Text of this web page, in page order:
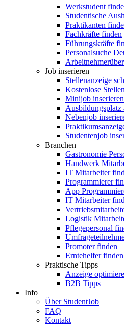
Werkstudent
Studentische
Praktikanten
Fachkräfte finden
Führungskräfte
Personalsuche
Job inserieren
Stellenanzeige
Kostenlose
Minijob inserieren
Ausbildungsplatz
Nebenjob
Studentenjob
Branchen
Gastronomie
Handwerk
IT Mitarbeiter
Programmierer
App
IT Mitarbeiter
Logistik
Pflegepersonal
Promoter finden
Erntehelfer finden
Praktische Tipps
Anzeige
B2B Tipps
Info
Über StudentJob
FAQ
Kontakt